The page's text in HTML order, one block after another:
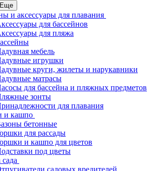
Еще
и аксессуары для плавания
для бассейнов
для пляжа
мебель
игрушки
круги, жилеты и нарукавники
матрасы
для бассейна и пляжных предметов
зонты
для плавания
и кашпо
бетонные
для рассады
и кашпо для цветов
под цветы
садовых вредителей